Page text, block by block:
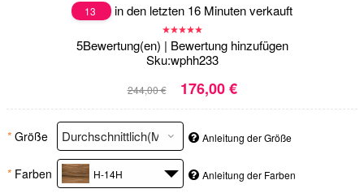
13 in den letzten 16 Minuten verkauft
5Bewertung(en) | Bewertung hinzufügen
Sku:wphh233
244,00 € 176,00 €
* Größe Anleitung der Größe
* Farben H-14H Anleitung der Farben